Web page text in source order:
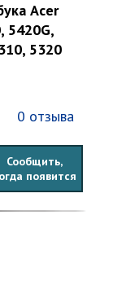
Acer
5420G,
5320
0 отзыва
Сообщить,
появится